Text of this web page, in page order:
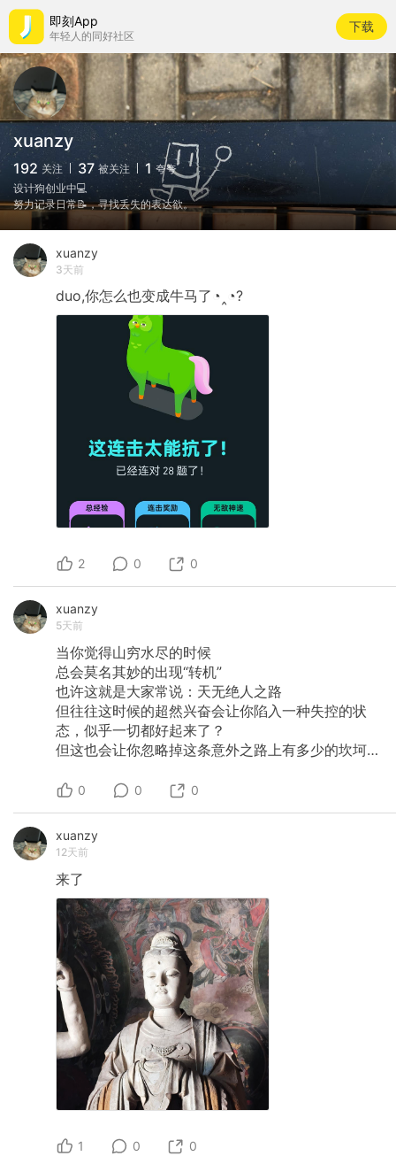
即刻App
年轻人的同好社区
下载
xuanzy
192 关注 37 被关注 1 夸夸
设计狗创业中💻
努力记录日常📝，寻找丢失的表达欲。
xuanzy
3天前
duo,你怎么也变成牛马了◔‸◔?
2 0 0
xuanzy
5天前
当你觉得山穷水尽的时候
总会莫名其妙的出现“转机”
也许这就是大家常说：天无绝人之路
但往往这时候的超然兴奋会让你陷入一种失控的状
态，似乎一切都好起来了？
但这也会让你忽略掉这条意外之路上有多少的坎坷…
0 0 0
xuanzy
12天前
来了
1 0 0